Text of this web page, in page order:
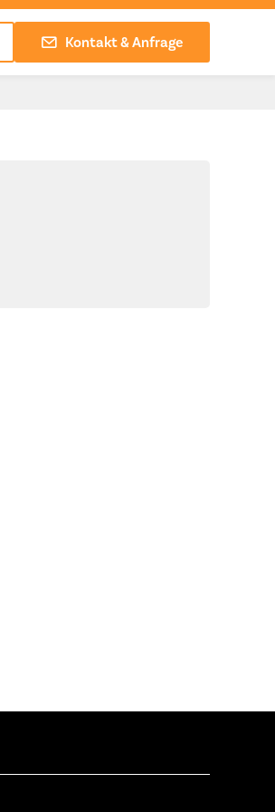
Kontakt & Anfrage